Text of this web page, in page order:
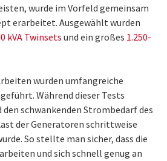
wurde im Vorfeld gemeinsam
erarbeitet. Ausgewählt wurden
kVA Twinsets und ein großes 1.250-
wurden umfangreiche
Während dieser Tests
schwankenden Strombedarf des
der Generatoren schrittweise
So stellte man sicher, dass die
und sich schnell genug an